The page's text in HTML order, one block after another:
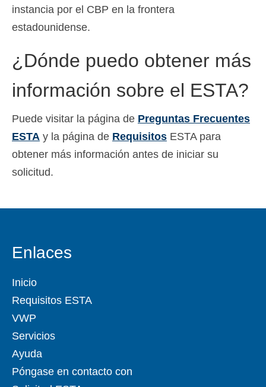
instancia por el CBP en la frontera
estadounidense.
¿Dónde puedo obtener más
información sobre el ESTA?
Puede visitar la página de Preguntas Frecuentes
ESTA y la página de Requisitos ESTA para
obtener más información antes de iniciar su
solicitud.
Enlaces
Inicio
Requisitos ESTA
VWP
Servicios
Ayuda
Póngase en contacto con